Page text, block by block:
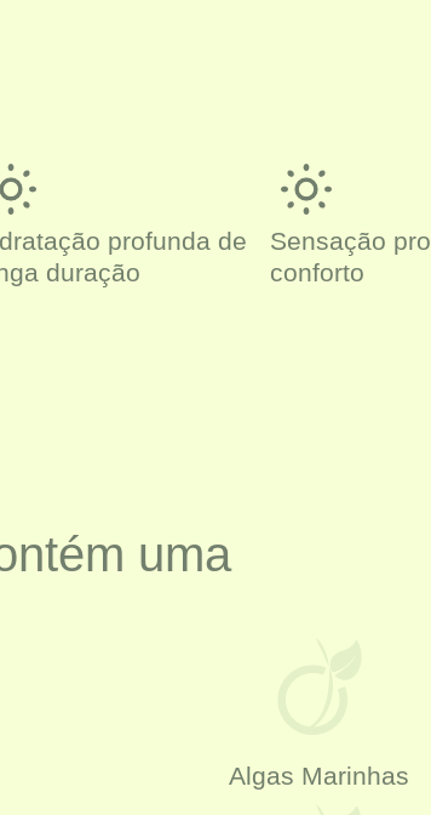
profunda de
duração
Sensação
conforto
uma
Algas Marinhas